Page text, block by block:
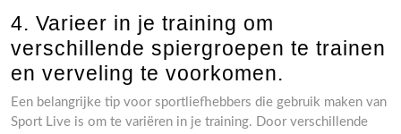
4. Varieer in je training om
verschillende spiergroepen te trainen
en verveling te voorkomen.
Een belangrijke tip voor sportliefhebbers die gebruik maken van
Sport Live is om te variëren in je training. Door verschillende